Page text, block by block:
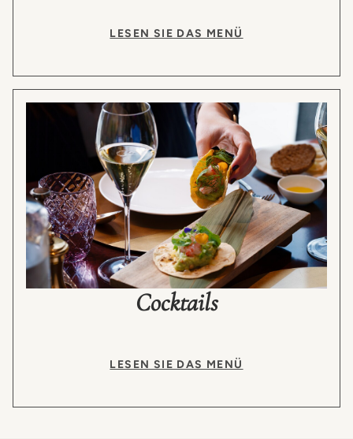
LESEN SIE DAS MENÜ
Cocktails
LESEN SIE DAS MENÜ